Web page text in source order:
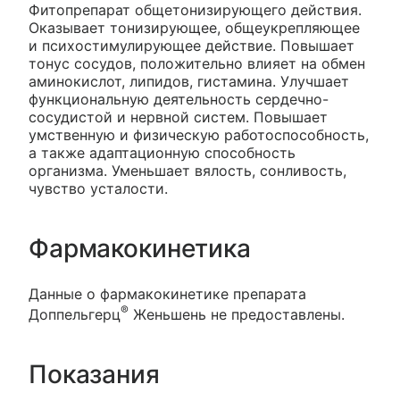
Фитопрепарат общетонизирующего действия.
Оказывает тонизирующее, общеукрепляющее
и психостимулирующее действие. Повышает
тонус сосудов, положительно влияет на обмен
аминокислот, липидов, гистамина. Улучшает
функциональную деятельность сердечно-
сосудистой и нервной систем. Повышает
умственную и физическую работоспособность,
а также адаптационную способность
организма. Уменьшает вялость, сонливость,
чувство усталости.
Фармакокинетика
Данные о фармакокинетике препарата
Доппельгерц® Женьшень не предоставлены.
Показания